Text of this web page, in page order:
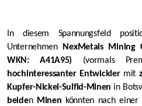
In diesem Spannungsfeld
Unternehmen NexMetals Mining
WKN: A41A95) (vormals
hochinteressanter Entwicklermit
Kupfer-Nickel-Sulfid-Minen in
beiden Minen könnten nach einer